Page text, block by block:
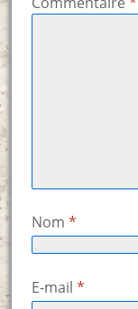
Nom *
E-mail *